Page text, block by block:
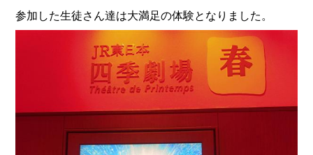
参加した生徒さん達は大満足の体験となりました。